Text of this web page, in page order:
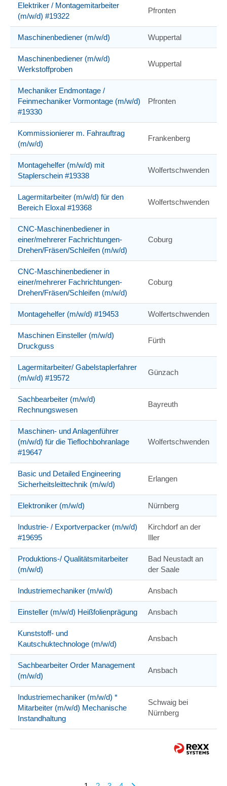
Elektriker / Montagemitarbeiter
(m/w/d) #19322
Pfronten
Maschinenbediener (m/w/d) Wuppertal
Maschinenbediener (m/w/d)
Werkstoffproben
Wuppertal
Mechaniker Endmontage /
Feinmechaniker Vormontage (m/w/d)
#19330
Pfronten
Kommissionierer m. Fahrauftrag
(m/w/d)
Frankenberg
Montagehelfer (m/w/d) mit
Staplerschein #19338
Wolfertschwenden
Lagermitarbeiter (m/w/d) für den
Bereich Eloxal #19368
Wolfertschwenden
CNC-Maschinenbediener in
einer/mehrerer Fachrichtungen-
Drehen/Fräsen/Schleifen (m/w/d)
Coburg
CNC-Maschinenbediener in
einer/mehrerer Fachrichtungen-
Drehen/Fräsen/Schleifen (m/w/d)
Coburg
Montagehelfer (m/w/d) #19453 Wolfertschwenden
Maschinen Einsteller (m/w/d)
Druckguss
Fürth
Lagermitarbeiter/ Gabelstaplerfahrer
(m/w/d) #19572
Günzach
Sachbearbeiter (m/w/d)
Rechnungswesen
Bayreuth
Maschinen- und Anlagenführer
(m/w/d) für die Tieflochbohranlage
#19647
Wolfertschwenden
Basic und Detailed Engineering
Sicherheitsleittechnik (m/w/d)
Erlangen
Elektroniker (m/w/d) Nürnberg
Industrie- / Exportverpacker (m/w/d)
#19695
Kirchdorf an der
Iller
Produktions-/ Qualitätsmitarbeiter
(m/w/d)
Bad Neustadt an
der Saale
Industriemechaniker (m/w/d) Ansbach
Einsteller (m/w/d) Heißfolienprägung Ansbach
Kunststoff- und
Kautschuktechnologe (m/w/d)
Ansbach
Sachbearbeiter Order Management
(m/w/d)
Ansbach
Industriemechaniker (m/w/d) *
Mitarbeiter (m/w/d) Mechanische
Instandhaltung
Schwaig bei
Nürnberg